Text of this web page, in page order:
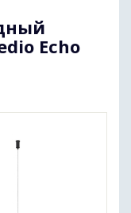
Echo